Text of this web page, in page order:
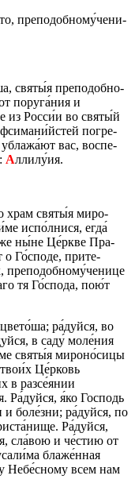
пре­по­доб­но­му́че­ни­
святы́я пре­по­доб­но­
по­ру­га́ния и
из Росси́и во святы́й
по­гре­
вас, вос­пе­
Аллилу́ия.
храм святы́я ми­ро­
испо́лнися, егда́
ны́не Це́ркве Пра­
о Го́споде, при­те­
пре­по­доб­но­му́че­ни­це
тя Го́спода, пою́т
ра́дуйся, во
в саду́ моле́ния
святы́я ми­ро­но́сицы
Це́рковь
в разсе́янии
Ра́дуйся, я́ко Гос­подь
и боле́зни; ра́дуйся, по
Ра́дуйся,
сла́вою и че́стию от
блаже́нная
Небе́сному всем нам